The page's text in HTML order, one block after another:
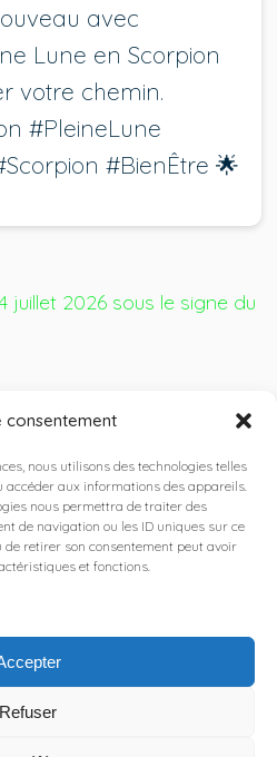
consentement
nous utilisons des technologies telles
accéder aux informations des appareils.
nous permettra de traiter des
de navigation ou les ID uniques sur ce
de retirer son consentement peut avoir
et fonctions.
Refuser
avec
Lune en Scorpion
votre chemin.
#PleineLune
#BienÊtre 🌟
juillet 2026 sous le signe du
💙🎩
à votre maman pour la fête
2026 à 14h18 en Balance :
le 20 mars 2026 à 10h24
Sens 🌸